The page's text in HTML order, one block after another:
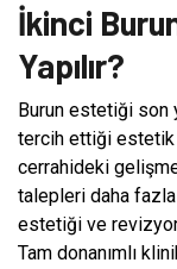
İkinci
Yapılır?
Burun estetiği son
tercih ettiği estetik
cerrahideki
talepleri daha
estetiği ve
Tam donanımlı